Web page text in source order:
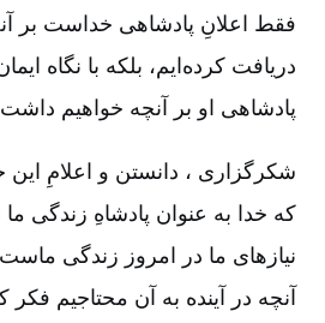
فقط اعلانِ پادشاهی خداست بر
دریافت کرده‌ایم، بلکه با نگاه
پادشاهی او بر آنچه خواهیم
شکرگزاری ، دانستن و اعلامِ
که خدا به عنوان پادشاهِ زندگی ما
نیازهای ما در امروز زندگی
آنچه در آینده به آن محتاجیم